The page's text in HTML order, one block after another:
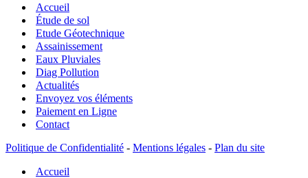
étude
de
sol
Accueil
Étude de sol
Etude Géotechnique
Assainissement
Eaux Pluviales
Diag Pollution
Actualités
Envoyez vos éléments
Paiement en Ligne
Contact
Politique de Confidentialité - Mentions légales - Plan du site
Accueil